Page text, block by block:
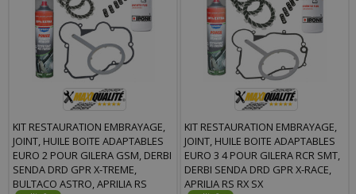
KIT RESTAURATION EMBRAYAGE,
JOINT, HUILE BOITE ADAPTABLES
EURO 2 POUR GILERA GSM, DERBI
SENDA DRD GPR X-TREME,
BULTACO ASTRO, APRILIA RS
KIT RESTAURATION EMBRAYAGE,
JOINT, HUILE BOITE ADAPTABLES
EURO 3 4 POUR GILERA RCR SMT,
DERBI SENDA DRD GPR X-RACE,
APRILIA RS RX SX